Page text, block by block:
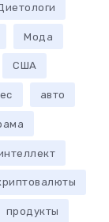
Мода
США
авто
продукты